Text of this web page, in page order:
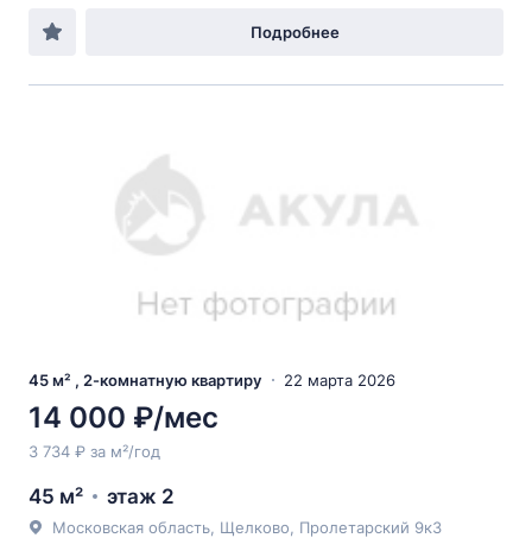
Подробнее
45 м² , 2-комнатную квартиру 22 марта 2026
14 000 ₽/мес
3 734 ₽ за м²/год
45 м² этаж 2
Московская область, Щелково, Пролетарский 9к3